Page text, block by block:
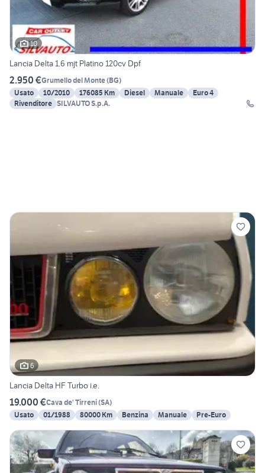
10
Lancia Delta 1.6 mjt Platino 120cv Dpf
2.950 €Grumello del Monte(BG)
Usato
10/2010 176085 Km Diesel Manuale
Euro 4
Rivenditore SILVAUTO S.p.A.
6
Lancia Delta HF Turbo i.e.
19.000 €Cava de' Tirreni(SA)
Usato
01/1988 80000 Km Benzina Manuale Pre-Euro